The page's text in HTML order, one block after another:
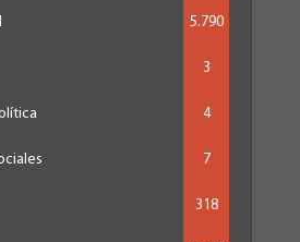
5.790
3
4
7
318